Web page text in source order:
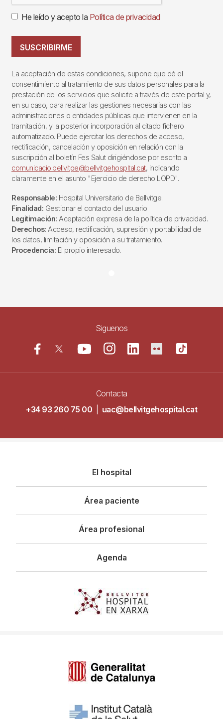
He leído y acepto la Política de privacidad
SUSCRIBIRME
La aceptación de estas condiciones, supone que dé el
consentimiento al tratamiento de sus datos personales para la
prestación de los servicios que solicite a través de este portal y,
en su caso, para realizar las gestiones necesarias con las
administraciones o entidades públicas que intervienen en la
tramitación, y la posterior incorporación al citado fichero
automatizado. Puede ejercitar los derechos de acceso,
rectificación, cancelación y oposición en relación con la
suscripción al boletín Fes Salut dirigiéndose por escrito a
comunicacio.bellvitge@bellvitgehospital.cat, indicando
claramente en el asunto "Ejercicio de derecho LOPD".
Responsable: Hospital Universitario de Bellvitge.
Finalidad: Gestionar el contacto del usuario
Legitimación: Aceptación expresa de la política de privacidad.
Derechos: Acceso, rectificación, supresión y portabilidad de
los datos, limitación y oposición a su tratamiento.
Procedencia: El propio interesado.
Siguenos
Contacta
+34 93 260 75 00
uac@bellvitgehospital.cat
principal
El hospital
Área paciente
Área profesional
Agenda